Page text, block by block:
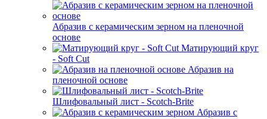
Абразив с керамическим зерном на пленочной
основе
Матирующий круг
- Soft Cut
Абразив на
пленочной основе
Шлифовальный лист - Scotch-Brite
Абразив с